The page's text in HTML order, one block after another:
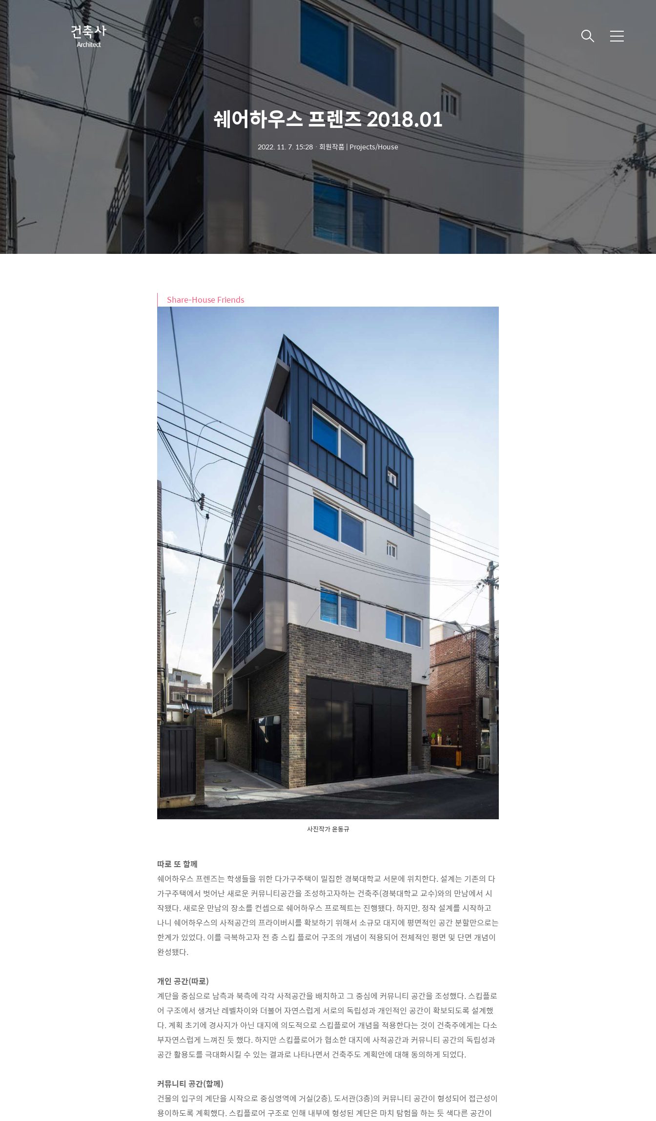
메
쉐어하우스 프렌즈 2018.01
2022. 11. 7. 15:28 ㆍ 회원작품 | Projects/House
Share-House Friends
사진작가 윤동규
따로 또 함께
쉐어하우스 프렌즈는 학생들을 위한 다가구주택이 밀집한 경북대학교 서문에 위치한다. 설계는 기존의 다
가구주택에서 벗어난 새로운 커뮤니티공간을 조성하고자하는 건축주(경북대학교 교수)와의 만남에서 시
작됐다. 새로운 만남의 장소를 컨셉으로 쉐어하우스 프로젝트는 진행됐다. 하지만, 정작 설계를 시작하고
나니 쉐어하우스의 사적공간의 프라이버시를 확보하기 위해서 소규모 대지에 평면적인 공간 분할만으로는
한계가 있었다. 이를 극복하고자 전 층 스킵 플로어 구조의 개념이 적용되어 전체적인 평면 및 단면 개념이
완성됐다.
개인 공간(따로)
계단을 중심으로 남측과 북측에 각각 사적공간을 배치하고 그 중심에 커뮤니티 공간을 조성했다. 스킵플로
어 구조에서 생겨난 레벨차이와 더불어 자연스럽게 서로의 독립성과 개인적인 공간이 확보되도록 설계했
다. 계획 초기에 경사지가 아닌 대지에 의도적으로 스킵플로어 개념을 적용한다는 것이 건축주에게는 다소
부자연스럽게 느껴진 듯 했다. 하지만 스킵플로어가 협소한 대지에 사적공간과 커뮤니티 공간의 독립성과
공간 활용도를 극대화시킬 수 있는 결과로 나타나면서 건축주도 계획안에 대해 동의하게 되었다.
커뮤니티 공간(함께)
건물의 입구의 계단을 시작으로 중심영역에 거실(2층),도서관(3층)의 커뮤니티 공간이 형성되어 접근성이
용이하도록 계획했다. 스킵플로어 구조로 인해 내부에 형성된 계단은 마치 탐험을 하는 듯 색다른 공간이